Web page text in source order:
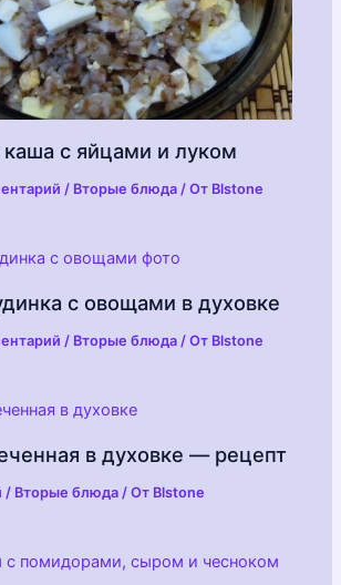
каша с яйцами и луком
/ Вторые блюда / От Blstone
с овощами в духовке
/ Вторые блюда / От Blstone
в духовке — рецепт
/ Вторые блюда / От Blstone